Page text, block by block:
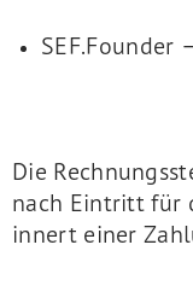
SEF.Founder
Die
nach Eintritt für
innert einer